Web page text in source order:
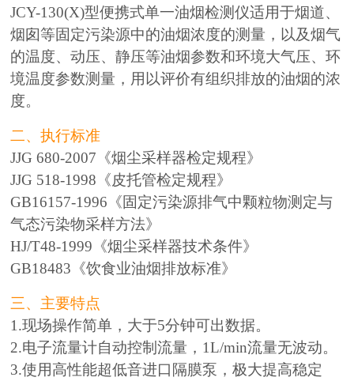
JCY-130(X)型便携式单一油烟检测仪适用于烟道、
烟囱等固定污染源中的油烟浓度的测量，以及烟气
的温度、动压、静压等油烟参数和环境大气压、环
境温度参数测量，用以评价有组织排放的油烟的浓
度。
二、执行标准
JJG 680-2007《烟尘采样器检定规程》
JJG 518-1998《皮托管检定规程》
GB16157-1996《固定污染源排气中颗粒物测定与
气态污染物采样方法》
HJ/T48-1999《烟尘采样器技术条件》
GB18483《饮食业油烟排放标准》
三、主要特点
1.现场操作简单，大于5分钟可出数据。
2.电子流量计自动控制流量，1L/min流量无波动。
3.使用高性能超低音进口隔膜泵，极大提高稳定